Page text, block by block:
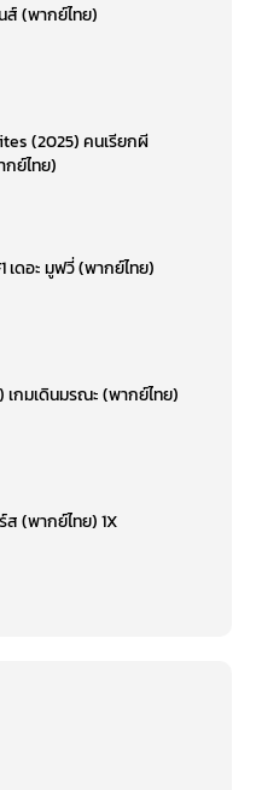
ส์ (พากย์ไทย)
(2025) คนเรียกผี
ย์ไทย)
เดอะ มูฟวี่ (พากย์ไทย)
กมเดินมรณะ (พากย์ไทย)
(พากย์ไทย) 1X